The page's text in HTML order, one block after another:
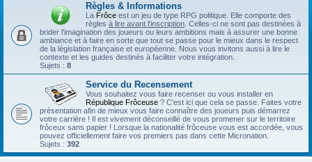
Règles & Informations
La Frôce est un jeu de type RPG politique. Elle comporte des
règles à lire avant l'inscription . Celles-ci ne sont pas destinées à
brider l'imagination des joueurs ou leurs ambitions mais à assurer une bonne
ambiance et à faire en sorte que tout se passe pour le mieux dans le respect
de la législation française et européenne. Nous vous invitons aussi à lire le
contexte et les guides destinés à faciliter votre intégration.
Sujets : 8
Service du Recensement
Vous souhaitez vous faire recenser ou vous installer en
République Frôceuse ? C'est ici que cela se passe. Faites votre
présentation afin de mieux vous faire connaître des joueurs puis démarrez
votre carrière ! Il est vivement déconseillé de vous promener sur le territoire
frôceux sans papier ! Lorsque la nationalité frôceuse vous est accordée, vous
pouvez officiellement faire vos premiers pas dans cette Micronation.
Sujets : 392